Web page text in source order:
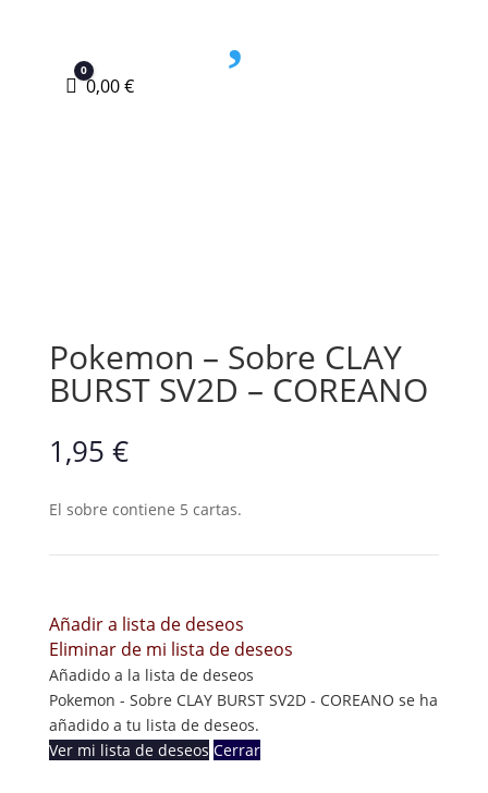
Carro
0
0,00€
Pokemon – Sobre CLAY
BURST SV2D – COREANO
1,95 €
El sobre contiene 5 cartas.
Añadir a lista de deseos
Eliminar de mi lista de deseos
Añadido a la lista de deseos
Pokemon - Sobre CLAY BURST SV2D - COREANO se ha
añadido a tu lista de deseos.
Ver mi lista de deseos Cerrar